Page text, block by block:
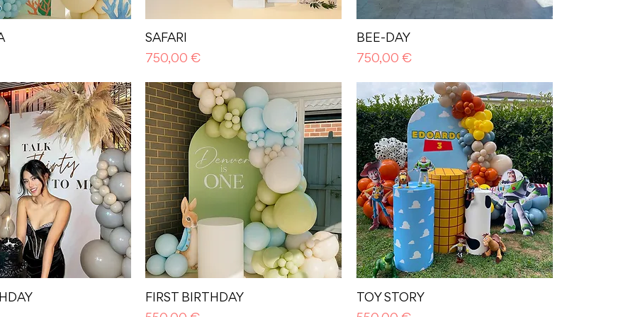
SAFARI
Prezzo
750,00 €
BEE-DAY
Prezzo
750,00 €
FIRST BIRTHDAY
TOY STORY